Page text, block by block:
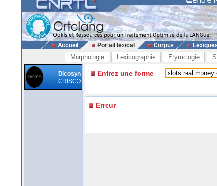
Accueil Portail lexical Corpus
Morphologie Lexicographie Etymologie
Dicosyn
CRISCO
Entrez une forme
Erreur